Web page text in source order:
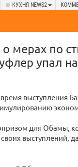
КУХНЯ NEWS2
мерах по
упал
время выступления
для Обамы,
выступлений,